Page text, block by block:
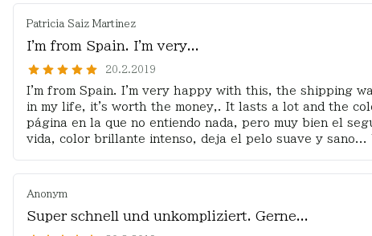
Patricia Saiz Martinez
I'm from Spain. I'm very...
20.2.2019
I'm from Spain. I'm very happy with this, the shipping
in my life, it's worth the money,. It lasts a lot and the
página en la que no entiendo nada, pero muy bien el
vida, color brillante intenso, deja el pelo suave y
Anonym
Super schnell und unkompliziert. Gerne...